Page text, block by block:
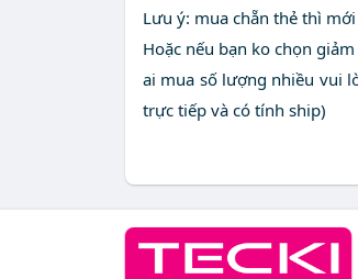
Lưu ý: mua chẵn thẻ thì
Hoặc nếu bạn ko chọn
ai mua số lượng nhiều vui
trực tiếp và có tính ship)